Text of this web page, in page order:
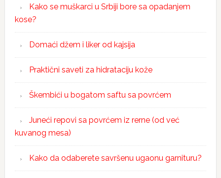
Kako se muškarci u Srbiji bore sa opadanjem
kose?
Domaći džem i liker od kajsija
Praktični saveti za hidrataciju kože
Škembići u bogatom saftu sa povrćem
Juneći repovi sa povrćem iz rerne (od već
kuvanog mesa)
Kako da odaberete savršenu ugaonu garnituru?